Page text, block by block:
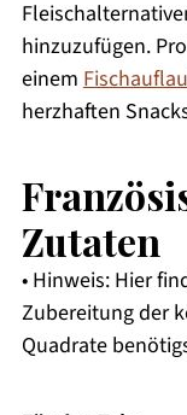
hinzuzufügen.
einem
herzhaften
Zutaten
• Hinweis: Hier
Zubereitung der
Quadrate